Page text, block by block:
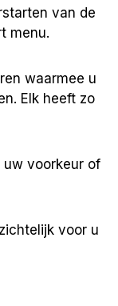
van de
menu.
waarmee u
Elk heeft zo
voorkeur of
voor u